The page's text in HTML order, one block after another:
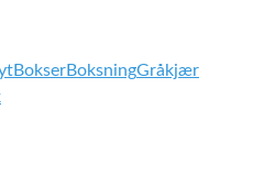
BokserBoksningGråkjær